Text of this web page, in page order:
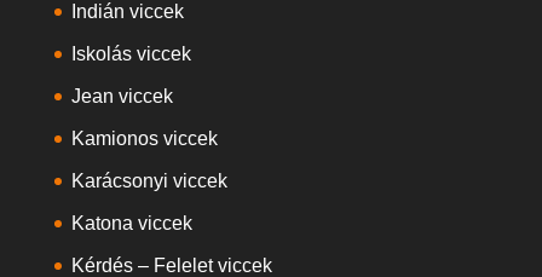
Indián viccek
Iskolás viccek
Jean viccek
Kamionos viccek
Karácsonyi viccek
Katona viccek
Kérdés – Felelet viccek